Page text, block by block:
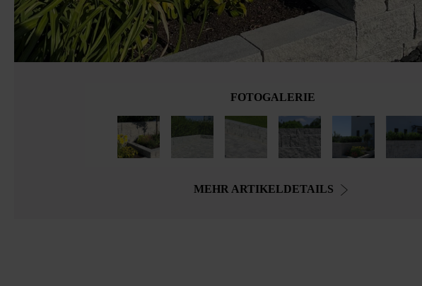
FOTOGALERIE
MEHR ARTIKELDETAILS